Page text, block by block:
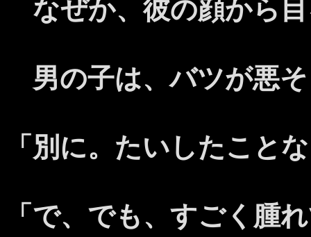
なぜか、彼の顔から
男の子は、バツが悪
「別に。たいしたこと
「で、でも、すごく腫